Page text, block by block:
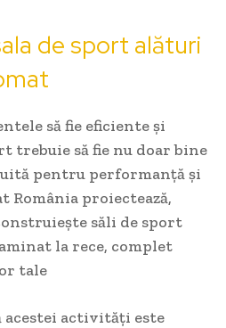
de sport alături
să fie eficiente și
trebuie să fie nu doar bine
pentru performanță și
România proiectează,
săli de sport
la rece, complet
tale
activități este